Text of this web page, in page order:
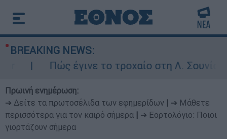
BREAKING NEWS:
Πώς έγινε το τροχαίο στη Λ. Σουνίου:
Πρωινή ενημέρωση:
➔ Δείτε τα πρωτοσέλιδα των εφημερίδων
➔ Μάθετε
περισσότερα για τον καιρό σήμερα
➔ Εορτολόγιο: Ποιοι
γιορτάζουν σήμερα